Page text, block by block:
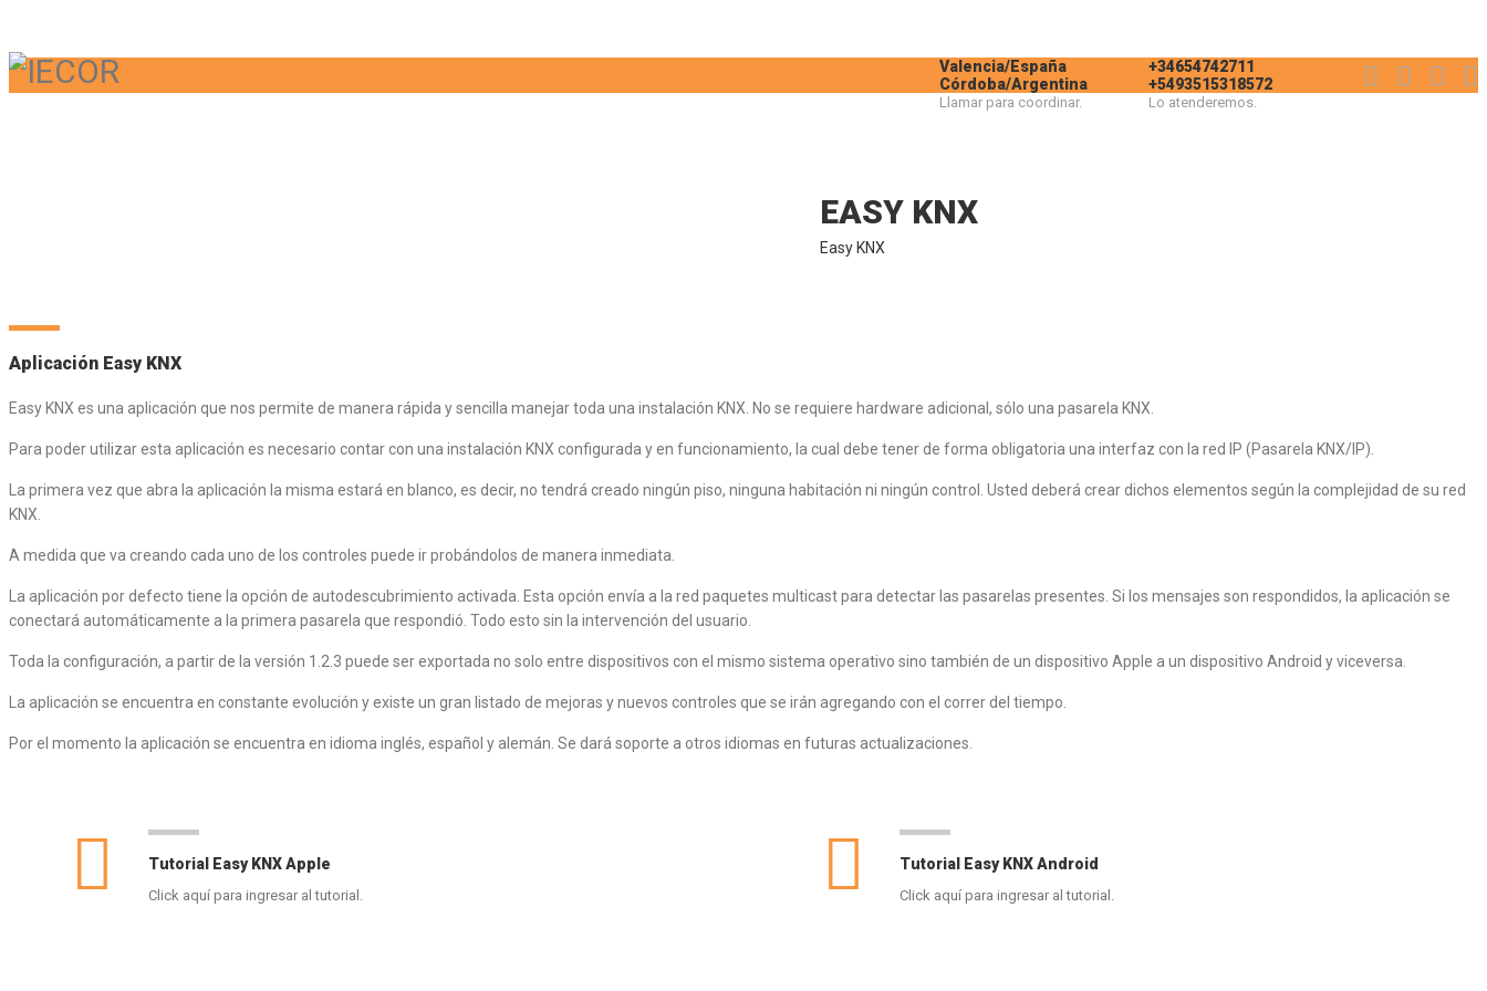
+34654742711
+5493515318572
Lo atenderemos.
Valencia/España
Córdoba/Argentina
Llamar para coordinar.
EASY KNX
Easy KNX
Aplicación Easy KNX
Easy KNX es una aplicación que nos permite de manera rápida y sencilla manejar toda una instalación KNX. No se requiere hardware adicional, sólo una pasarela KNX.
Para poder utilizar esta aplicación es necesario contar con una instalación KNX configurada y en funcionamiento, la cual debe tener de forma obligatoria una interfaz con la red IP (Pasarela KNX/IP).
La primera vez que abra la aplicación la misma estará en blanco, es decir, no tendrá creado ningún piso, ninguna habitación ni ningún control. Usted deberá crear dichos elementos según la complejidad de su red
KNX.
A medida que va creando cada uno de los controles puede ir probándolos de manera inmediata.
La aplicación por defecto tiene la opción de autodescubrimiento activada. Esta opción envía a la red paquetes multicast para detectar las pasarelas presentes. Si los mensajes son respondidos, la aplicación se
conectará automáticamente a la primera pasarela que respondió. Todo esto sin la intervención del usuario.
Toda la configuración, a partir de la versión 1.2.3 puede ser exportada no solo entre dispositivos con el mismo sistema operativo sino también de un dispositivo Apple a un dispositivo Android y viceversa.
La aplicación se encuentra en constante evolución y existe un gran listado de mejoras y nuevos controles que se irán agregando con el correr del tiempo.
Por el momento la aplicación se encuentra en idioma inglés, español y alemán. Se dará soporte a otros idiomas en futuras actualizaciones.
Tutorial Easy KNX Apple
Click aquí para ingresar al tutorial.
Tutorial Easy KNX Android
Click aquí para ingresar al tutorial.